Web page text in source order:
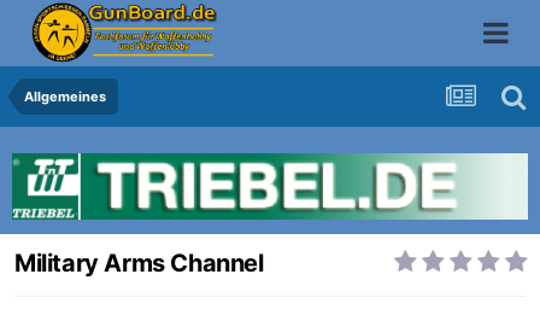
Allgemeines
Military Arms Channel